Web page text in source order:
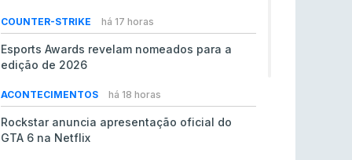
COUNTER-STRIKE há 17 horas
Esports Awards revelam nomeados para a
edição de 2026
ACONTECIMENTOS há 18 horas
Rockstar anuncia apresentação oficial do
GTA 6 na Netflix